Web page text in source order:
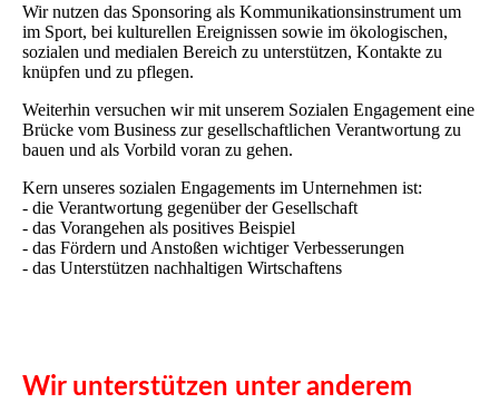
Wir nutzen das Sponsoring als Kommunikationsinstrument um
im Sport, bei kulturellen Ereignissen sowie im ökologischen,
sozialen und medialen Bereich zu unterstützen, Kontakte zu
knüpfen und zu pflegen.
Weiterhin versuchen wir mit unserem Sozialen Engagement eine
Brücke vom Business zur gesellschaftlichen Verantwortung zu
bauen und als Vorbild voran zu gehen.
Kern unseres sozialen Engagements im Unternehmen ist:
- die Verantwortung gegenüber der Gesellschaft
- das Vorangehen als positives Beispiel
- das Fördern und Anstoßen wichtiger Verbesserungen
- das Unterstützen nachhaltigen Wirtschaftens
Wir unterstützen unter anderem